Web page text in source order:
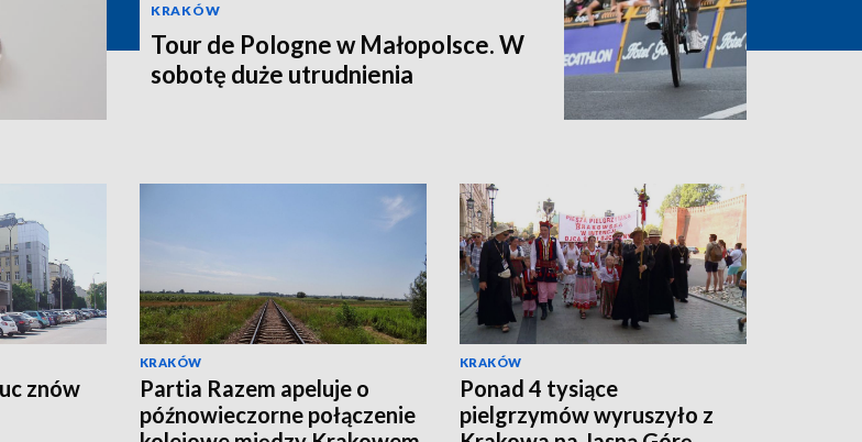
KRAKÓW
Tour de Pologne w Małopolsce. W
sobotę duże utrudnienia
znów
KRAKÓW
Partia Razem apeluje o
późnowieczorne połączenie
KRAKÓW
Ponad 4 tysiące
pielgrzymów wyruszyło z